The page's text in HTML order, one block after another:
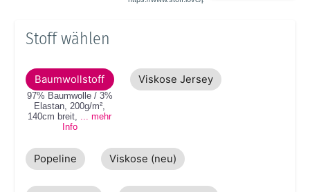
Stoff wählen
Baumwollstoff
97% Baumwolle / 3%
Elastan 200g/m²
140cm breit
... mehr
Info
Viskose Jersey
Popeline Viskose (neu)